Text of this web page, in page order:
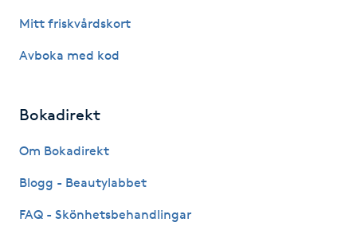
Herrklippning
Hollywood Peel
Hot Stone Massage
Mitt friskvårdskort
Avboka med kod
Bokadirekt
Om Bokadirekt
Blogg - Beautylabbet
FAQ - Skönhetsbehandlingar